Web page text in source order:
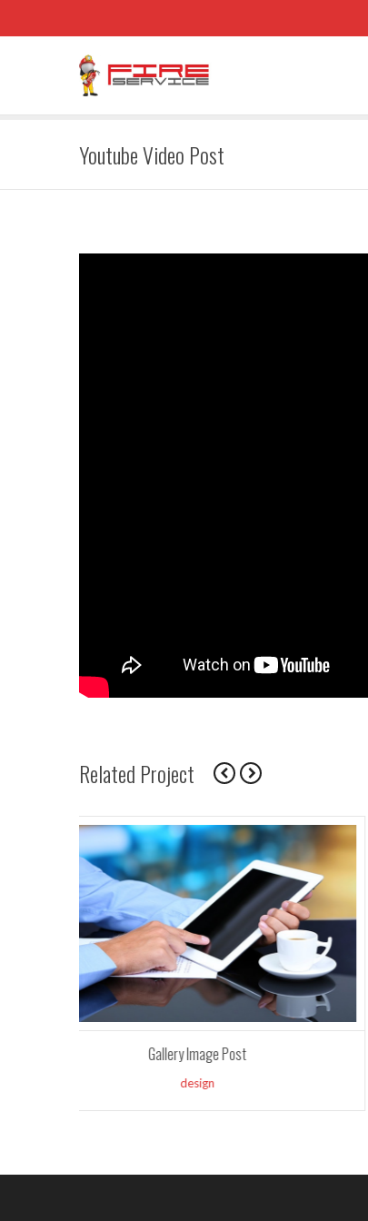
Youtube Video Post
Related Project
Vimeo Video Post